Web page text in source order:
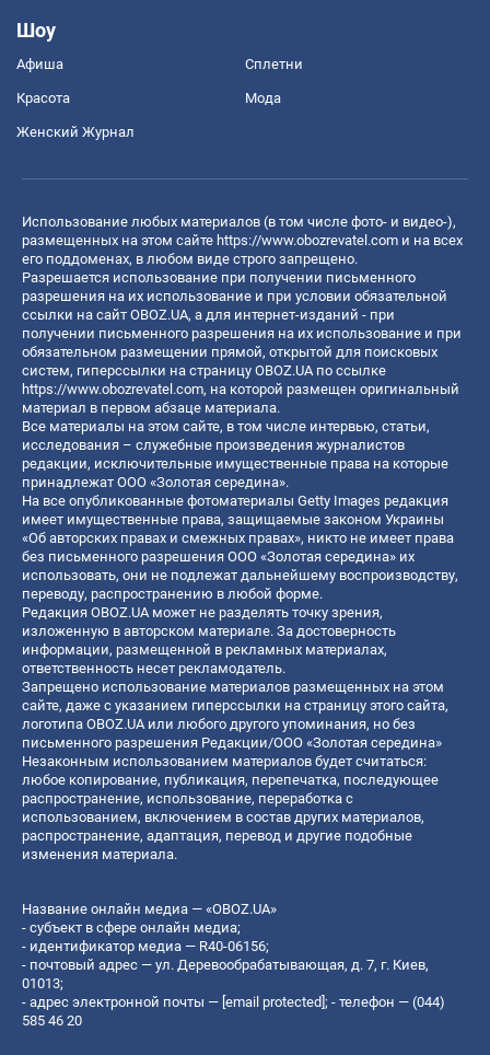
Шоу
Афиша Сплетни
Красота Мода
Женский Журнал
Использование любых материалов (в том числе фото- и видео-),
размещенных на этом сайте https://www.obozrevatel.com и на всех
его поддоменах, в любом виде строго запрещено.
Разрешается использование при получении письменного
разрешения на их использование и при условии обязательной
ссылки на сайт OBOZ.UA, а для интернет-изданий - при
получении письменного разрешения на их использование и при
обязательном размещении прямой, открытой для поисковых
систем, гиперссылки на страницу OBOZ.UA по ссылке
https://www.obozrevatel.com, на которой размещен оригинальный
материал в первом абзаце материала.
Все материалы на этом сайте, в том числе интервью, статьи,
исследования – служебные произведения журналистов
редакции, исключительные имущественные права на которые
принадлежат ООО «Золотая середина».
На все опубликованные фотоматериалы Getty Images редакция
имеет имущественные права, защищаемые законом Украины
«Об авторских правах и смежных правах», никто не имеет права
без письменного разрешения ООО «Золотая середина» их
использовать, они не подлежат дальнейшему воспроизводству,
переводу, распространению в любой форме.
Редакция OBOZ.UA может не разделять точку зрения,
изложенную в авторском материале. За достоверность
информации, размещенной в рекламных материалах,
ответственность несет рекламодатель.
Запрещено использование материалов размещенных на этом
сайте, даже с указанием гиперссылки на страницу этого сайта,
логотипа OBOZ.UA или любого другого упоминания, но без
письменного разрешения Редакции/ООО «Золотая середина»
Незаконным использованием материалов будет считаться:
любое копирование, публикация, перепечатка, последующее
распространение, использование, переработка с
использованием, включением в состав других материалов,
распространение, адаптация, перевод и другие подобные
изменения материала.
Название онлайн медиа — «OBOZ.UA»
- субъект в сфере онлайн медиа;
- идентификатор медиа — R40-06156;
- почтовый адрес — ул. Деревообрабатывающая, д. 7, г. Киев,
01013;
- адрес электронной почты — [email protected]; - телефон — (044)
585 46 20